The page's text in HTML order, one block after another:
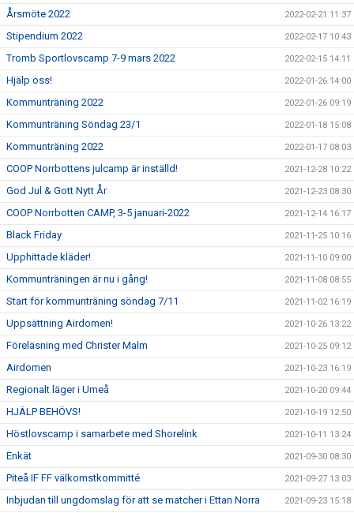
Årsmöte 2022 2022-02-21 11:37
Stipendium 2022 2022-02-17 10:43
Tromb Sportlovscamp 7-9 mars 2022 2022-02-15 14:11
Hjälp oss! 2022-01-26 14:00
Kommunträning 2022 2022-01-26 09:19
Kommunträning Söndag 23/1 2022-01-18 15:08
Kommunträning 2022 2022-01-17 08:03
COOP Norrbottens julcamp är inställd! 2021-12-28 10:22
God Jul & Gott Nytt År 2021-12-23 08:30
COOP Norrbotten CAMP, 3-5 januari-2022 2021-12-14 16:17
Black Friday 2021-11-25 10:16
Upphittade kläder! 2021-11-10 09:00
Kommunträningen är nu i gång! 2021-11-08 08:55
Start för kommunträning söndag 7/11 2021-11-02 16:19
Uppsättning Airdomen! 2021-10-26 13:22
Föreläsning med Christer Malm 2021-10-25 09:12
Airdomen 2021-10-23 16:19
Regionalt läger i Umeå 2021-10-20 09:44
HJÄLP BEHÖVS! 2021-10-19 12:50
Höstlovscamp i samarbete med Shorelink 2021-10-11 13:24
Enkät 2021-09-30 08:30
Piteå IF FF välkomstkommitté 2021-09-27 13:03
Inbjudan till ungdomslag för att se matcher i Ettan Norra 2021-09-23 15:18